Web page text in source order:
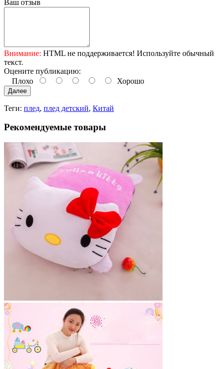
Ваш отзыв
Внимание: HTML не поддерживается! Используйте обычный
текст.
Оцените публикацию:
Плохо
Хорошо
Далее
Теги: плед, плед детский, Китай
Рекомендуемые товары